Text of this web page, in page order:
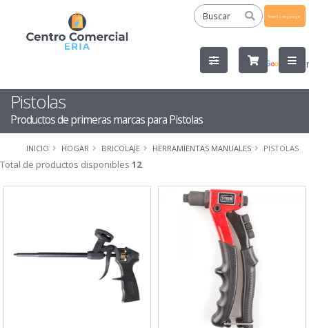
by
Pistolas
Productos de primeras marcas para Pistolas
INICIO HOGAR BRICOLAJE HERRAMIENTAS MANUALES PISTOLAS
Total de productos disponibles 12